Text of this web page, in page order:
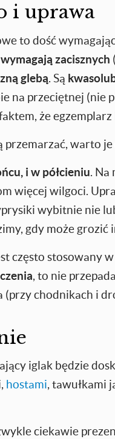
i uprawa
to dość
wymagają zacisznych
glebą. Są
na przeciętnej (nie
że
przemarzać, warto
i w półcieniu. Na
więcej wilgoci.
wybitnie nie
gdy może grozić
często stosowany
, to nie
(przy chodnikach i
iglak będzie
hostami, tawułkami
ciekawie